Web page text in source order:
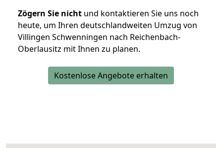
Zögern Sie nicht und kontaktieren Sie uns noch
heute, um Ihren deutschlandweiten Umzug von
Villingen Schwenningen nach Reichenbach-
Oberlausitz mit Ihnen zu planen.
Kostenlose Angebote erhalten